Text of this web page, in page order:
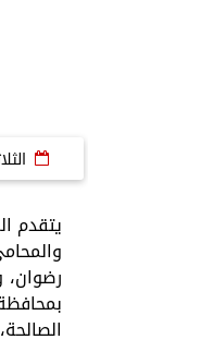
الثلاثاء،
يتقدم
رضوان،